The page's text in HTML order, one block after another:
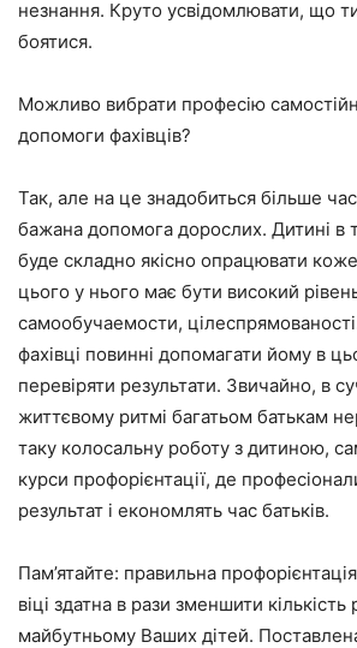
незнання. Круто усвідомлювати, що
боятися.
Можливо вибрати професію
допомоги фахівців?
Так, але на це знадобиться більше
бажана допомога дорослих. Дитині в
буде складно якісно опрацювати
цього у нього має бути високий
самообучаемости,
фахівці повинні допомагати йому в
перевіряти результати. Звичайно, в
життєвому ритмі багатьом батькам
таку колосальну роботу з дитиною,
курси профорієнтації, де
результат і економлять час батьків.
Пам’ятайте: правильна
віці здатна в рази зменшити кількість
майбутньому Ваших дітей.